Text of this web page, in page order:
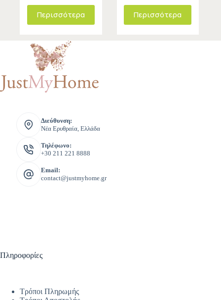
Περισσότερα Περισσότερα
Διεύθυνση:
Νέα Ερυθραία, Ελλάδα
Τηλέφωνο:
+30 211 221 8888
Email:
contact@justmyhome.gr
Πληροφορίες
Τρόποι Πληρωμής